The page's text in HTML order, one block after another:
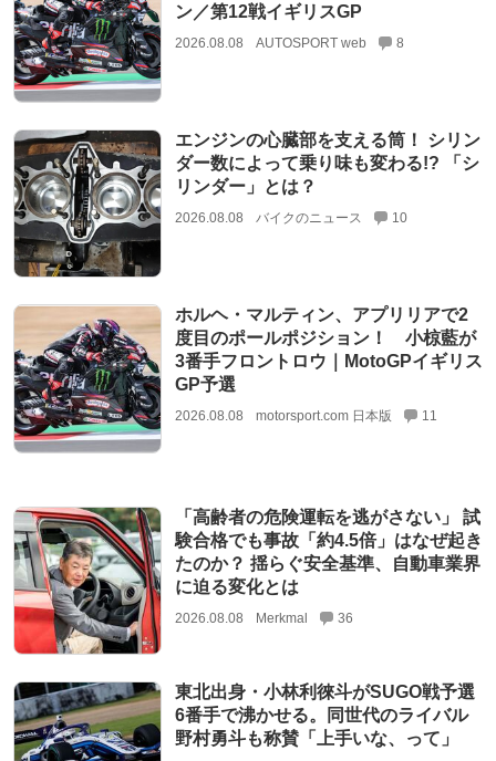
ン／第12戦イギリスGP
2026.08.08 AUTOSPORT web 8
エンジンの心臓部を支える筒！ シリン
ダー数によって乗り味も変わる!? 「シ
リンダー」とは？
2026.08.08 バイクのニュース 10
ホルヘ・マルティン、アプリリアで2
度目のポールポジション！ 小椋藍が
3番手フロントロウ｜MotoGPイギリス
GP予選
2026.08.08 motorsport.com 日本版 11
「高齢者の危険運転を逃がさない」 試
験合格でも事故「約4.5倍」はなぜ起き
たのか？ 揺らぐ安全基準、自動車業界
に迫る変化とは
2026.08.08 Merkmal 36
東北出身・小林利徠斗がSUGO戦予選
6番手で沸かせる。同世代のライバル
野村勇斗も称賛「上手いな、って」